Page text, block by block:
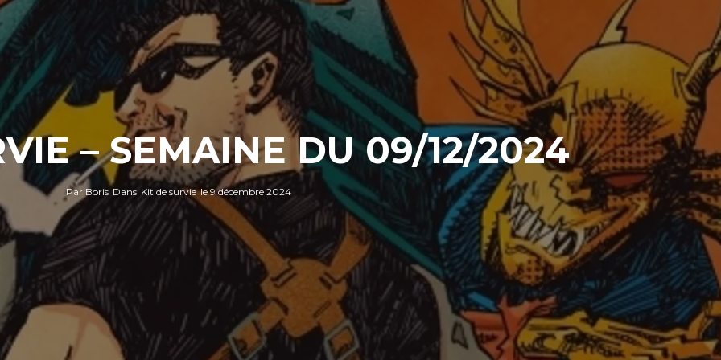
– SEMAINE DU 09/12/2024
Par Boris Dans Kit de survie le9 décembre 2024